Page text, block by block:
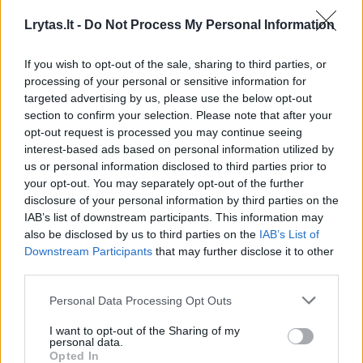
Lrytas.lt - Do Not Process My Personal Information
If you wish to opt-out of the sale, sharing to third parties, or
processing of your personal or sensitive information for
targeted advertising by us, please use the below opt-out
section to confirm your selection. Please note that after your
opt-out request is processed you may continue seeing
interest-based ads based on personal information utilized by
us or personal information disclosed to third parties prior to
your opt-out. You may separately opt-out of the further
disclosure of your personal information by third parties on the
IAB’s list of downstream participants. This information may
also be disclosed by us to third parties on the IAB’s List of
Downstream Participants that may further disclose it to other
Personal Data Processing Opt Outs
I want to opt-out of the Sharing of my
personal data.
Opted In
00:01:24
Iš Mariupolio ištrūkusi ukrainietė pasidalino
išgyvenimais: meldėsi, kad sūnaus kančios greičiau
baigtųsi
Žinios | Pasaulis
00:00:38
Užfiksuota džiaugsmo kupina akimirka: ukrainietis
berniukas susitiko su garsiu futbolininku
Žinios | Sportas
Sulaikytas vagystėmis įtariamas Ukrainos pilietis:
Žinios | Lietuvos diena